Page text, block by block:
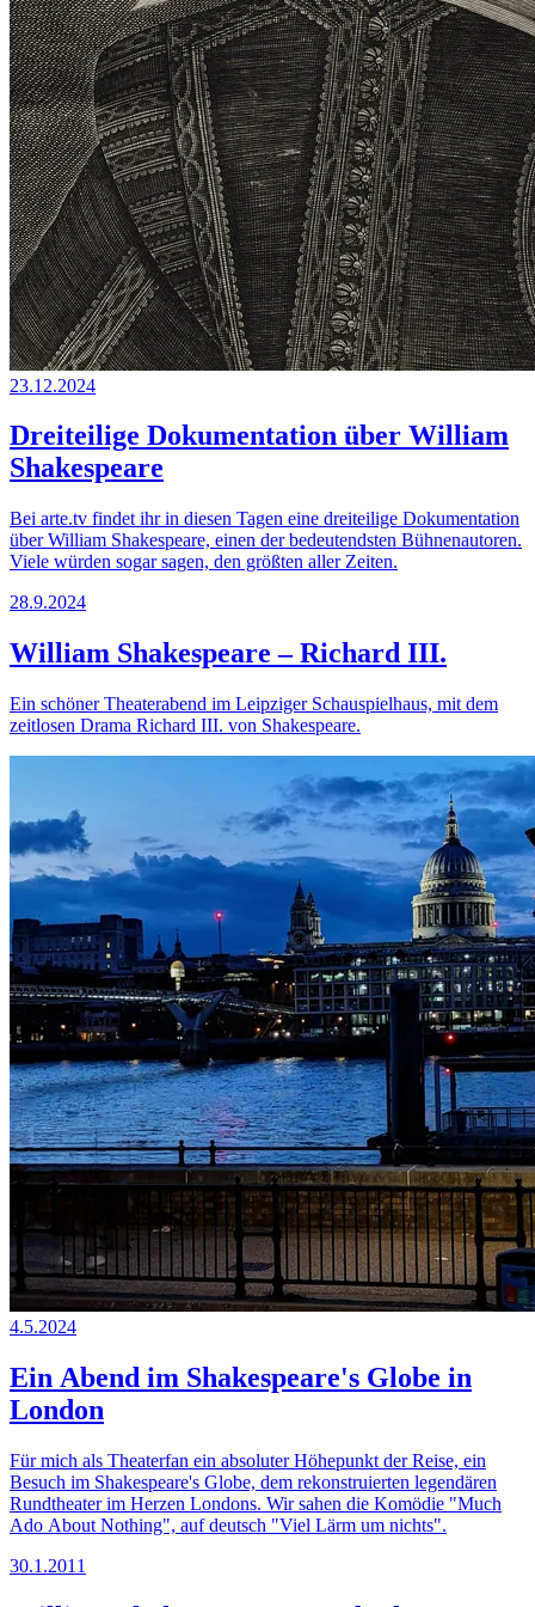
23.12.2024
Dreiteilige Dokumentation über William
Shakespeare
Bei arte.tv findet ihr in diesen Tagen eine dreiteilige Dokumentation
über William Shakespeare, einen der bedeutendsten Bühnenautoren.
Viele würden sogar sagen, den größten aller Zeiten.
28.9.2024
William Shakespeare – Richard III.
Ein schöner Theaterabend im Leipziger Schauspielhaus, mit dem
zeitlosen Drama Richard III. von Shakespeare.
4.5.2024
Ein Abend im Shakespeare's Globe in
London
Für mich als Theaterfan ein absoluter Höhepunkt der Reise, ein
Besuch im Shakespeare's Globe, dem rekonstruierten legendären
Rundtheater im Herzen Londons. Wir sahen die Komödie "Much
Ado About Nothing", auf deutsch "Viel Lärm um nichts".
30.1.2011